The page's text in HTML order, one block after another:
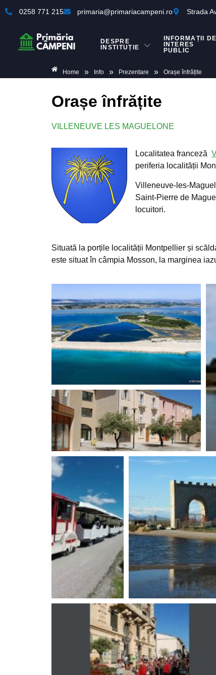
0258 771 215 primaria@primariacampeni.ro Strada
DESPRE
INSTITUȚIE
INFORMAȚII DE
INTERES
PUBLIC
Home » Info » Prezentare » Orașe înfrățite
Orașe înfrățite
VILLENEUVE LES MAGUELONE
Localitatea franceză
periferia localității
Villeneuve-les-
Saint-Pierre de
locuitori.
Situată la porțile localității Montpellier și
este situat în câmpia Mosson, la marginea